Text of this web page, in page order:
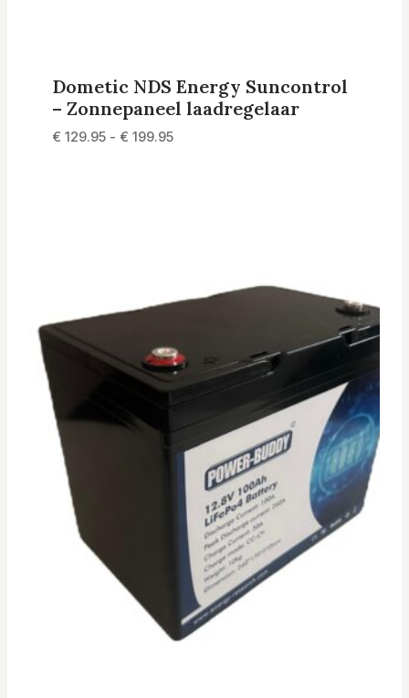
Dometic NDS Energy Suncontrol
– Zonnepaneel laadregelaar
€ 129.95 - € 199.95Prijsklasse: